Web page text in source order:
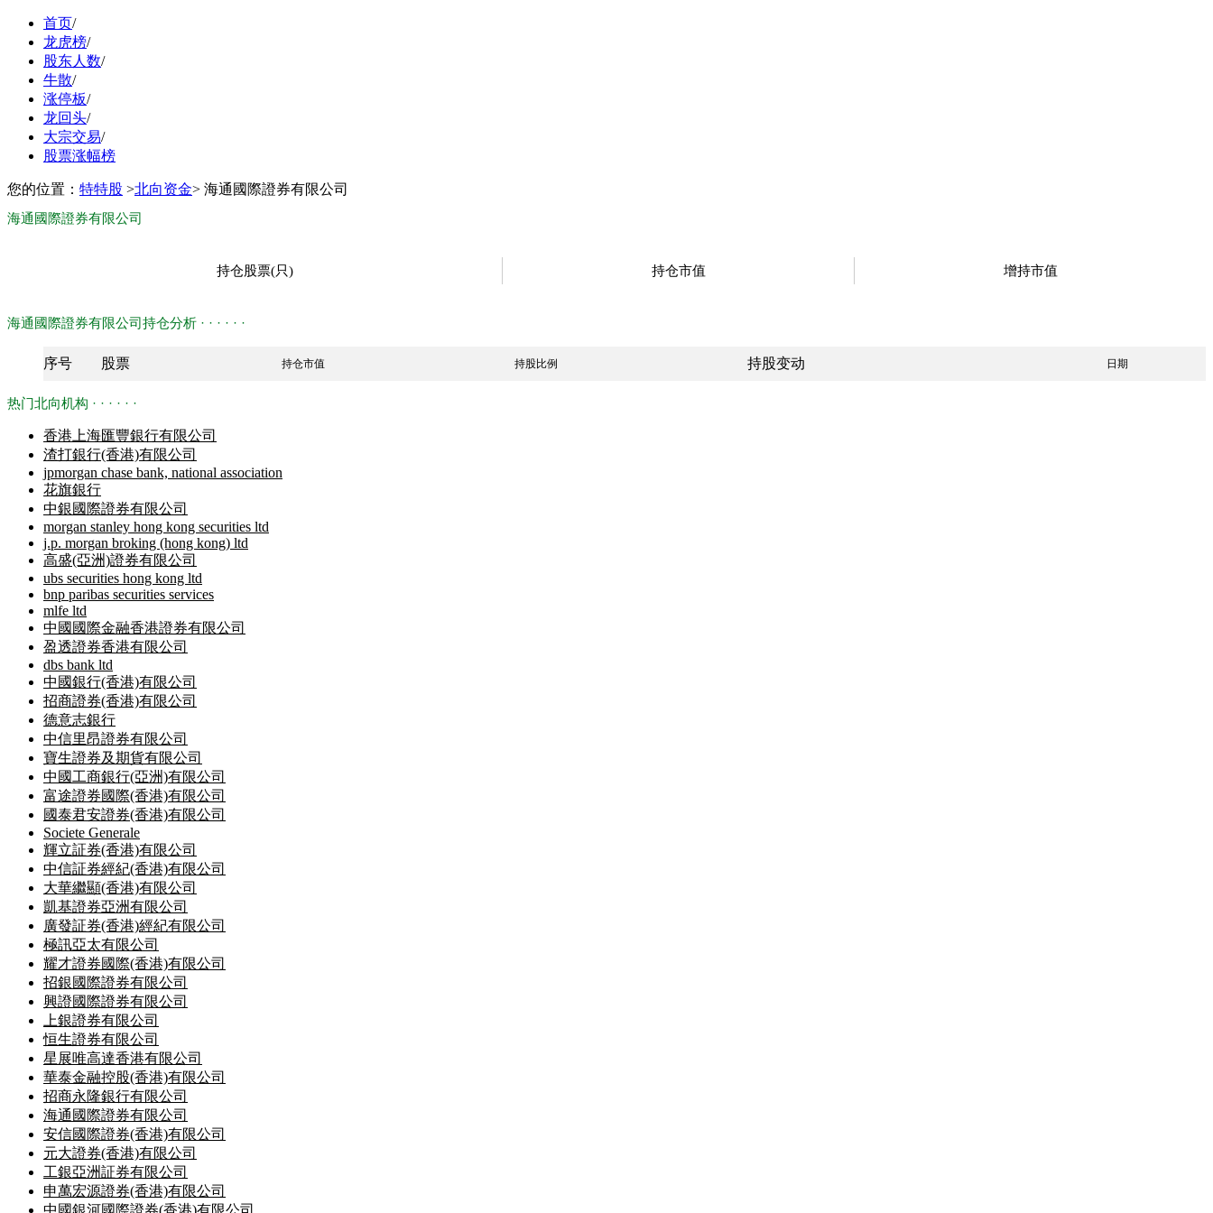
首页/
龙虎榜/
股东人数/
牛散/
涨停板/
龙回头/
大宗交易/
股票涨幅榜
您的位置： 特特股 >北向资金> 海通國際證券有限公司
海通國際證券有限公司
持仓股票(只) 持仓市值 增持市值
海通國際證券有限公司持仓分析 · · · · · ·
序号 股票 持仓市值 持股比例 持股变动 日期
热门北向机构 · · · · · ·
香港上海匯豐銀行有限公司
渣打銀行(香港)有限公司
jpmorgan chase bank, national association
花旗銀行
中銀國際證券有限公司
morgan stanley hong kong securities ltd
j.p. morgan broking (hong kong) ltd
高盛(亞洲)證券有限公司
ubs securities hong kong ltd
bnp paribas securities services
mlfe ltd
中國國際金融香港證券有限公司
盈透證券香港有限公司
dbs bank ltd
中國銀行(香港)有限公司
招商證券(香港)有限公司
德意志銀行
中信里昂證券有限公司
寶生證券及期貨有限公司
中國工商銀行(亞洲)有限公司
富途證券國際(香港)有限公司
國泰君安證券(香港)有限公司
Societe Generale
輝立証券(香港)有限公司
中信証券經紀(香港)有限公司
大華繼顯(香港)有限公司
凱基證券亞洲有限公司
廣發証券(香港)經紀有限公司
極訊亞太有限公司
耀才證券國際(香港)有限公司
招銀國際證券有限公司
興證國際證券有限公司
上銀證券有限公司
恒生證券有限公司
星展唯高達香港有限公司
華泰金融控股(香港)有限公司
招商永隆銀行有限公司
海通國際證券有限公司
安信國際證券(香港)有限公司
元大證券(香港)有限公司
工銀亞洲証券有限公司
申萬宏源證券(香港)有限公司
中國銀河國際證券(香港)有限公司